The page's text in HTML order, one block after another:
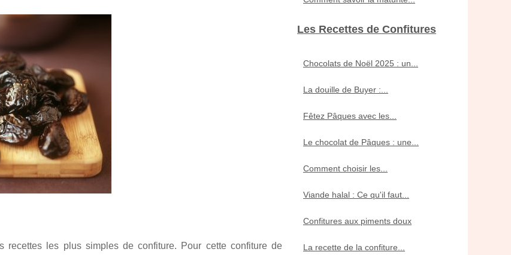
les plus simples de confiture. Pour cette confiture de
Les Recettes de Confitures
Chocolats de Noël 2025 : un...
La douille de Buyer :...
Fêtez Pâques avec les...
Le chocolat de Pâques : une...
Comment choisir les...
Viande halal : Ce qu'il faut...
Confitures aux piments doux
La recette de la confiture...